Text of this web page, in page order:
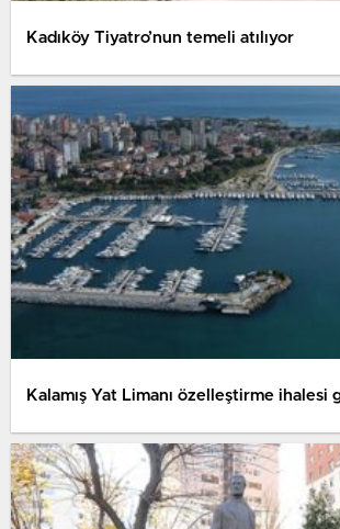
Kadıköy Tiyatro’nun temeli atılıyor
Kalamış Yat Limanı özelleştirme ihalesi